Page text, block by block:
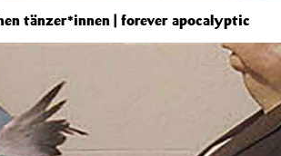
tänzer*innen | forever apocalyptic